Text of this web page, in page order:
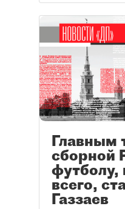
Главным
сборной
футболу,
всего,
Газзаев